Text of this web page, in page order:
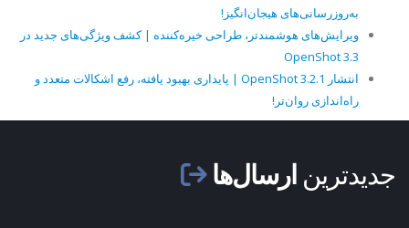
به‌روزرسانی‌های هیجان‌انگیز!
ویرایش‌های هوشمندتر، طراحی خیره‌کننده | کشف ویژگی‌های جدید در
OpenShot 3.3
انتشار OpenShot 3.2.1 | پایداری بهبود یافته، رفع اشکالات متعدد و
راه‌اندازی روان‌تر!
جدیدترین ارسال‌ها